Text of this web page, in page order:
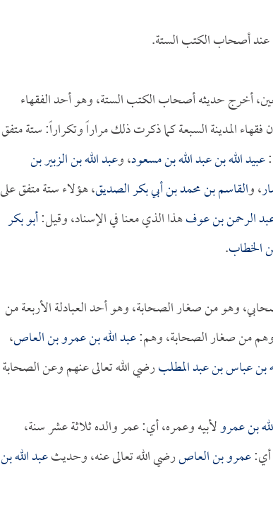
أصحاب الكتب الستة.
أخرج حديثه أصحاب الكتب الستة، وهو أحد الفقهاء
فقهاء المدينة السبعة كما ذكرت ذلك مراراً وتكراراً: ستة متفق
عبيد الله بن عبد الله بن مسعود، وعبد الله بن الزبير بن
، والقاسم بن محمد بن أبي بكر الصديق، هؤلاء ستة متفق على
الرحمن بن عوفهذا الذي معنا في الإسناد، وقيل:أبو بكر
الخطاب.
وهو من صغار الصحابة، وهو أحد العبادلة الأربعة من
وهم من صغار الصحابة، وهم:عبد الله بن عمرو بن العاص،
بن عباس بن عبد المطلبرضي الله تعالى عنهم وعن الصحابة
بن عمرولأبيه وعمره، أي: عمر والده ثلاثة عشر سنة،
أي:عمرو بن العاصرضي الله تعالى عنه، وحديثعبد الله بن